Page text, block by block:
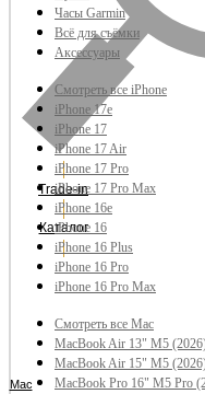
Trade-in
Каталог
Mac
Часы Garmin
Всё для съёмки
Аксессуары
Смотреть все iPhone
iPhone 17e
iPhone 17
iPhone 17 Air
iPhone 17 Pro
iPhone 17 Pro Max
iPhone 16e
iPhone 16
iPhone 16 Plus
iPhone 16 Pro
iPhone 16 Pro Max
Смотреть все Mac
MacBook Air 13" M5
MacBook Air 15" M5
MacBook Pro 16" M5 Pro